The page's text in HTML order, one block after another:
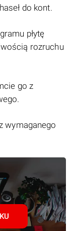
do kont.
płytę
rozruchu
go z
wymaganego